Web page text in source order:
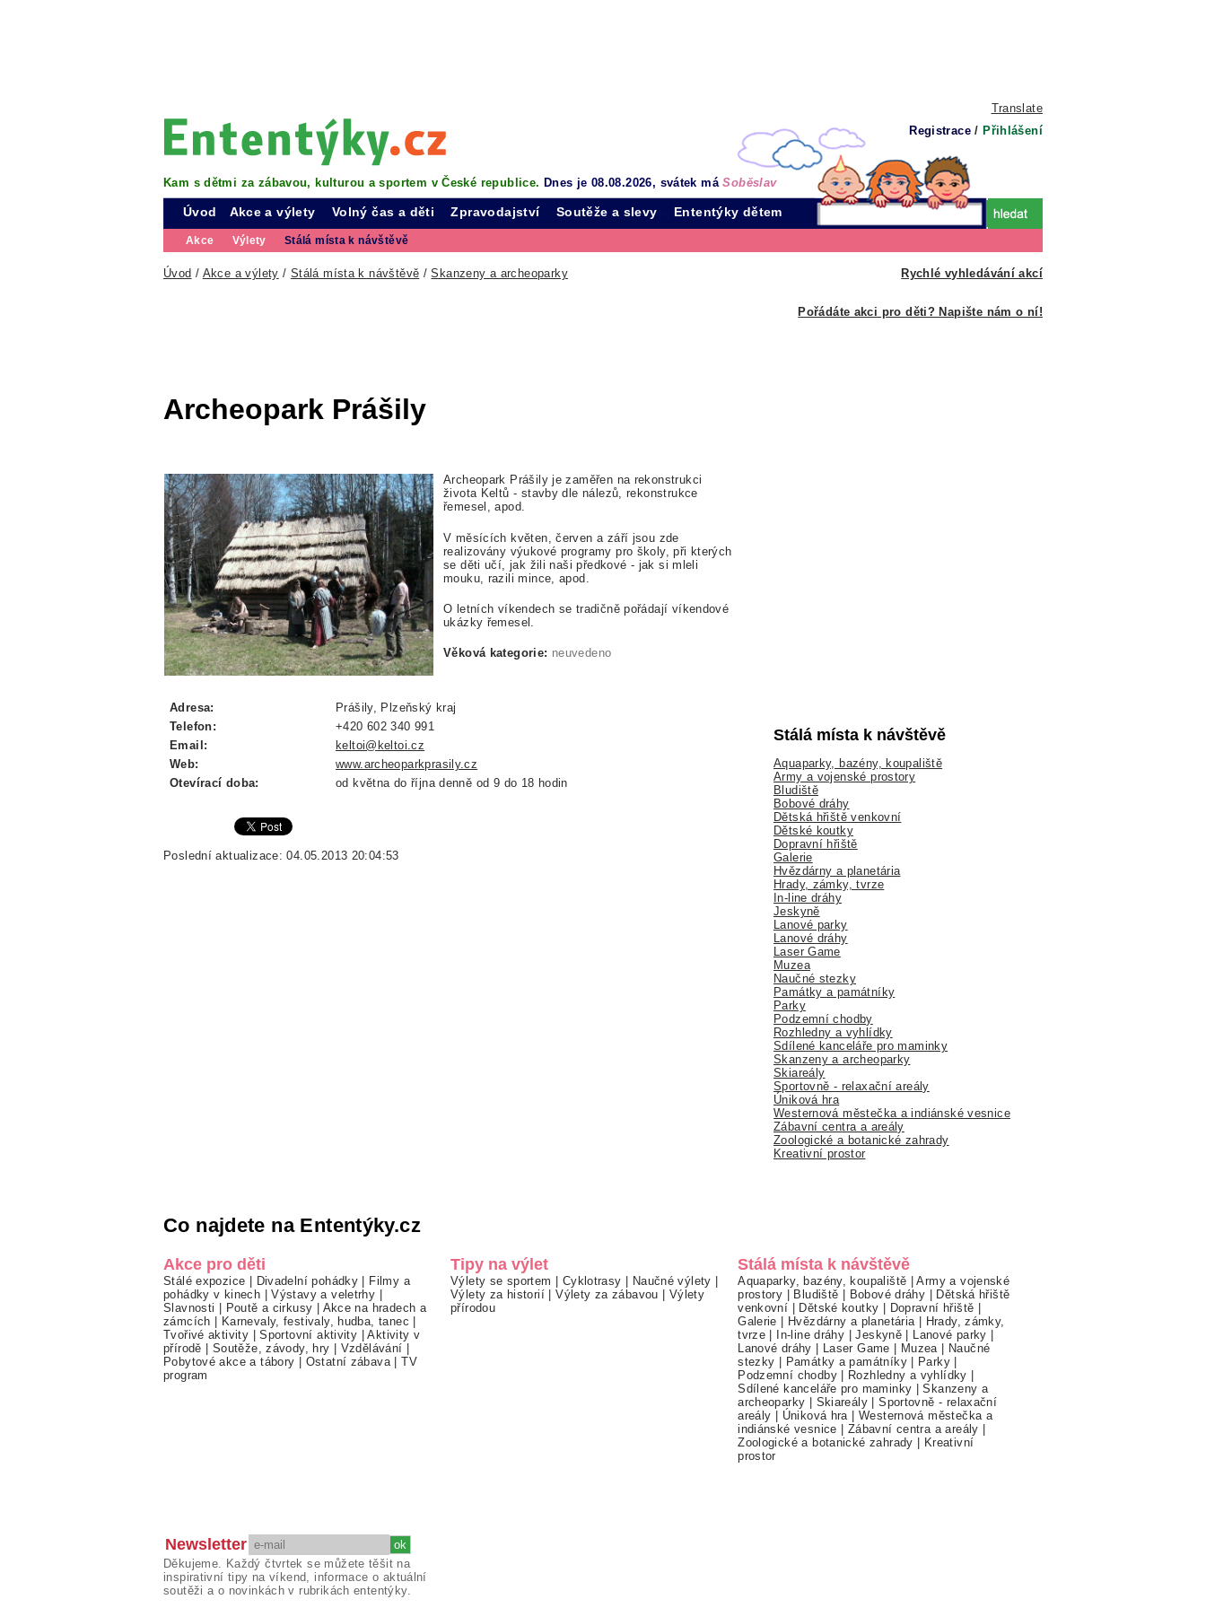
Translate
Registrace / Přihlášení
Kam s dětmi za zábavou, kulturou a sportem v České republice. Dnes je 08.08.2026, svátek máSoběslav
Úvod Akce a výlety
Akce Výlety Stálá místa k návštěvě
Volný čas a děti Zpravodajství Soutěže a slevy Ententýky dětem
Rychlé vyhledávání akcí
Úvod / Akce a výlety / Stálá místa k návštěvě /Skanzeny a archeoparky
Pořádáte akci pro děti? Napište nám o ní!
Archeopark Prášily
Archeopark Prášily je zaměřen na rekonstrukci
života Keltů - stavby dle nálezů, rekonstrukce
řemesel, apod.
V měsících květen, červen a září jsou zde
realizovány výukové programy pro školy, při kterých
se děti učí, jak žili naši předkové - jak si mleli
mouku, razili mince, apod.
O letních víkendech se tradičně pořádají víkendové
ukázky řemesel.
Věková kategorie: neuvedeno
Adresa:
Prášily, Plzeňský kraj
Telefon:
+420 602 340 991
Email:
keltoi@keltoi.cz
Web:
www.archeoparkprasily.cz
Otevírací doba:
od května do října denně od 9 do 18 hodin
Poslední aktualizace: 04.05.2013 20:04:53
Stálá místa k návštěvě
Aquaparky, bazény, koupaliště
Army a vojenské prostory
Bludiště
Bobové dráhy
Dětská hřiště venkovní
Dětské koutky
Dopravní hřiště
Galerie
Hvězdárny a planetária
Hrady, zámky, tvrze
In-line dráhy
Jeskyně
Lanové parky
Lanové dráhy
Laser Game
Muzea
Naučné stezky
Památky a památníky
Parky
Podzemní chodby
Rozhledny a vyhlídky
Sdílené kanceláře pro maminky
Skanzeny a archeoparky
Skiareály
Sportovně - relaxační areály
Úniková hra
Westernová městečka a indiánské vesnice
Zábavní centra a areály
Zoologické a botanické zahrady
Kreativní prostor
Co najdete na Ententýky.cz
Akce pro děti
Stálé expozice | Divadelní pohádky | Filmy a
pohádky v kinech |Výstavy a veletrhy |
Slavnosti | Poutě a cirkusy | Akce na hradech a
zámcích | Karnevaly, festivaly, hudba, tanec |
Tvořivé aktivity |Sportovní aktivity |Aktivity v
přírodě | Soutěže, závody, hry | Vzdělávání |
Pobytové akce a tábory | Ostatní zábava |TV
program
Tipy na výlet
Výlety se sportem | Cyklotrasy | Naučné výlety |
Výlety za historií |Výlety za zábavou | Výlety
přírodou
Stálá místa k návštěvě
Aquaparky, bazény, koupaliště |Army a vojenské
prostory | Bludiště | Bobové dráhy | Dětská hřiště
venkovní | Dětské koutky | Dopravní hřiště |
Galerie | Hvězdárny a planetária | Hrady, zámky,
tvrze | In-line dráhy |Jeskyně | Lanové parky |
Lanové dráhy | Laser Game | Muzea | Naučné
stezky | Památky a památníky| Parky |
Podzemní chodby| Rozhledny a vyhlídky |
Sdílené kanceláře pro maminky |Skanzeny a
archeoparky | Skiareály |Sportovně - relaxační
areály | Úniková hra |Westernová městečka a
indiánské vesnice | Zábavní centra a areály |
Zoologické a botanické zahrady | Kreativní
prostor
Newsletter
Děkujeme. Každý čtvrtek se můžete těšit na
inspirativní tipy na víkend, informace o aktuální
soutěži a o novinkách v rubrikách ententýky.